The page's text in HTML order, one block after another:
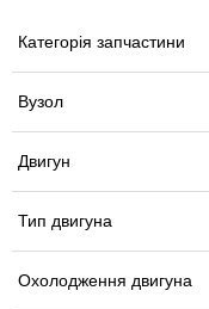
Категорія запчастини
Вузол
Двигун
Тип двигуна
Охолодження двигуна